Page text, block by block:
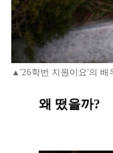
▲'26학번 지원이요'의 배
왜 떴을까?